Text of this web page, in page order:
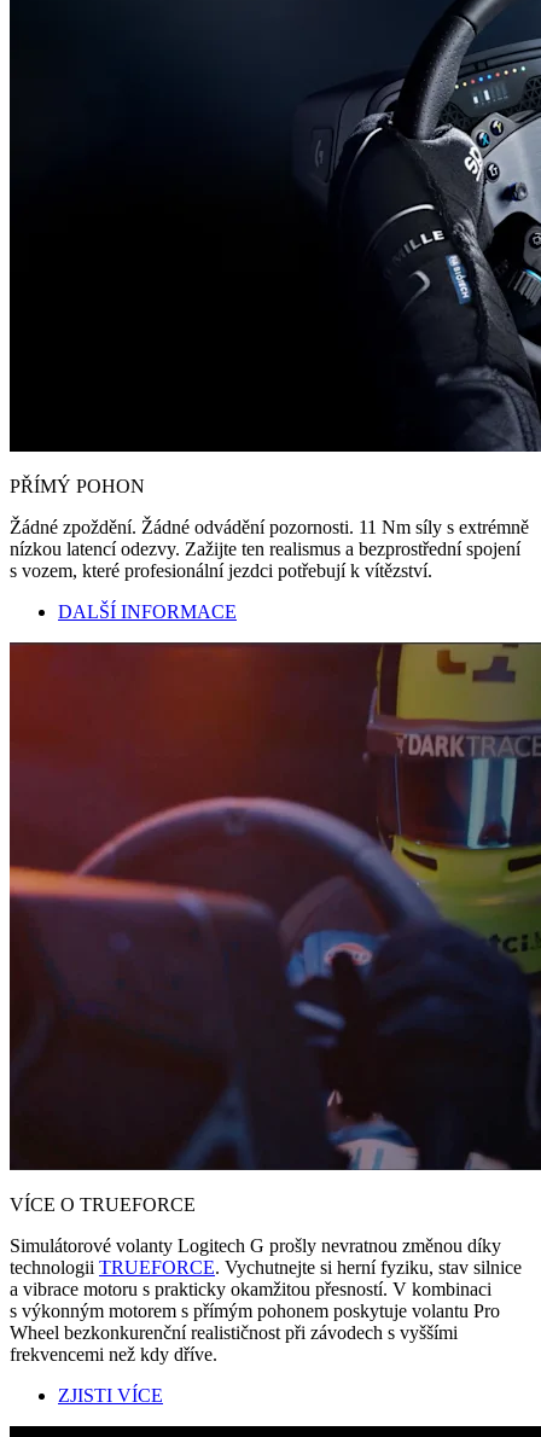
PŘÍMÝ POHON
Žádné zpoždění. Žádné odvádění pozornosti. 11 Nm síly s extrémně
nízkou latencí odezvy. Zažijte ten realismus a bezprostřední spojení
s vozem, které profesionální jezdci potřebují k vítězství.
DALŠÍ INFORMACE
VÍCE O TRUEFORCE
Simulátorové volanty Logitech G prošly nevratnou změnou díky
technologii TRUEFORCE. Vychutnejte si herní fyziku, stav silnice
a vibrace motoru s prakticky okamžitou přesností. V kombinaci
s výkonným motorem s přímým pohonem poskytuje volantu Pro
Wheel bezkonkurenční realističnost při závodech s vyššími
frekvencemi než kdy dříve.
ZJISTI VÍCE